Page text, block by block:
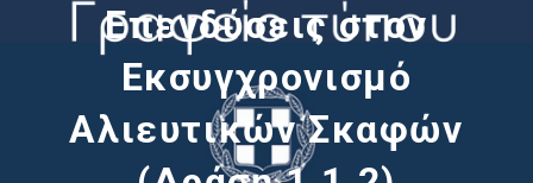
Επενδύσεις στον
Εκσυγχρονισμό
Αλιευτικών Σκαφών